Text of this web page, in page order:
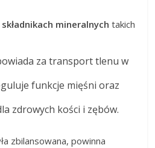
składnikach mineralnych takich
za transport tlenu w
funkcje mięśni oraz
zdrowych kości i zębów.
zbilansowana, powinna